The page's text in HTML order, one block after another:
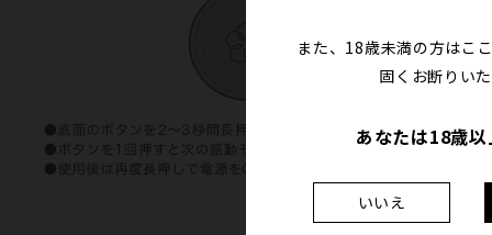
また、18歳未満の方はこ
固くお断りい
あなたは18歳
いいえ